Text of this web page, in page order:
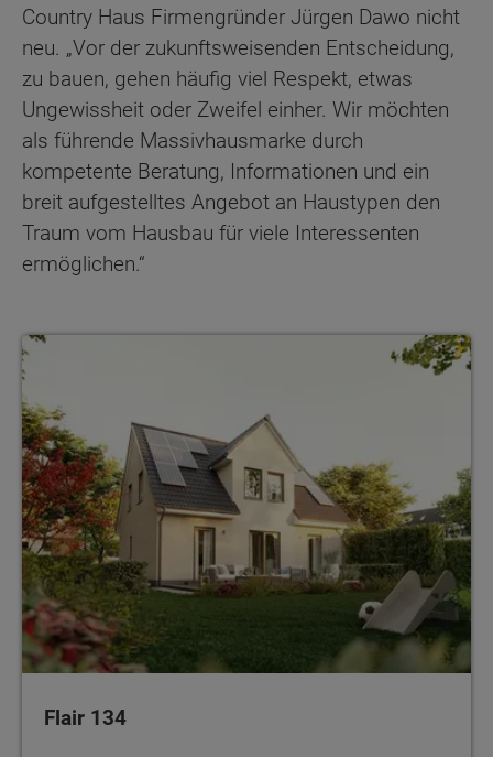
Country Haus Firmengründer Jürgen Dawo nicht
neu. „Vor der zukunftsweisenden Entscheidung,
zu bauen, gehen häufig viel Respekt, etwas
Ungewissheit oder Zweifel einher. Wir möchten
als führende Massivhausmarke durch
kompetente Beratung, Informationen und ein
breit aufgestelltes Angebot an Haustypen den
Traum vom Hausbau für viele Interessenten
ermöglichen.“
Flair 134